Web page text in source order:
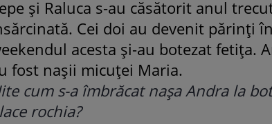
şi Raluca s-au căsătorit anul
Cei doi au devenit părinţi
acesta şi-au botezat fetiţa.
fost naşii micuţei Maria.
cum s-a îmbrăcat naşa Andra la
rochia?